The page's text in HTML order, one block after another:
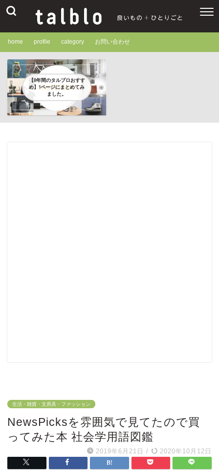
home profile category お問い合わせ
【8年間のタルブロおすす
め】1ページにまとめてみ
ました。
生活・雑貨・文房具・ファッション
NewsPicksを雰囲気で見てたので買
ってみた本 社会学用語図鑑
2019年6月21日 / 2020年10月12日